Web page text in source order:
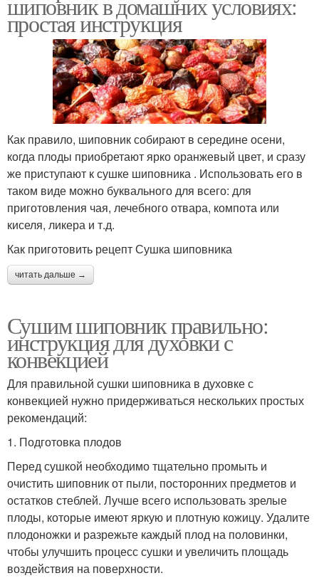
простая инструкция
Как правило, шиповник собирают в середине осени,
когда плоды приобретают ярко оранжевый цвет, и сразу
же приступают к сушке шиповника . Использовать его в
таком виде можно буквального для всего: для
приготовления чая, лечебного отвара, компота или
киселя, ликера и т.д.
Как приготовить рецепт Сушка шиповника
читать дальше →
Сушим шиповник правильно:
инструкция для духовки с
конвекцией
Для правильной сушки шиповника в духовке с
конвекцией нужно придерживаться нескольких простых
рекомендаций:
1. Подготовка плодов
Перед сушкой необходимо тщательно промыть и
очистить шиповник от пыли, посторонних предметов и
остатков стеблей. Лучше всего использовать зрелые
плоды, которые имеют яркую и плотную кожицу. Удалите
плодоножки и разрежьте каждый плод на половинки,
чтобы улучшить процесс сушки и увеличить площадь
воздействия на поверхности.